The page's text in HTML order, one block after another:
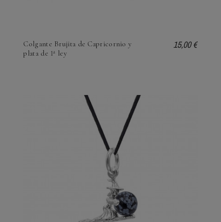
Colgante Brujita de Capricornio y
plata de 1ª ley
15,00 €